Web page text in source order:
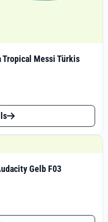
Tropical Messi Türkis
Gelb F03